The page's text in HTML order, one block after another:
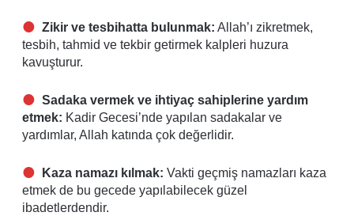
Zikir ve tesbihatta bulunmak: Allah’ı zikretmek,
tesbih, tahmid ve tekbir getirmek kalpleri huzura
kavuşturur.
Sadaka vermek ve ihtiyaç sahiplerine yardım
etmek: Kadir Gecesi’nde yapılan sadakalar ve
yardımlar, Allah katında çok değerlidir.
Kaza namazı kılmak: Vakti geçmiş namazları kaza
etmek de bu gecede yapılabilecek güzel
ibadetlerdendir.